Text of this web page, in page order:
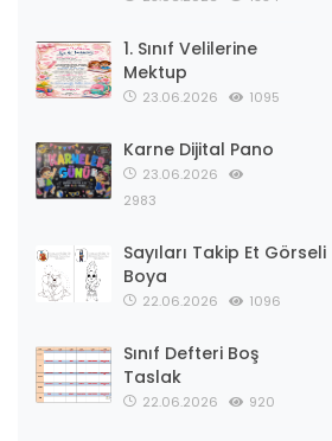
1. Sınıf Velilerine
Mektup
23.06.2026 1095
Karne Dijital Pano
23.06.2026
2983
Sayıları Takip Et Görseli
Boya
22.06.2026 1096
Sınıf Defteri Boş
Taslak
22.06.2026 920